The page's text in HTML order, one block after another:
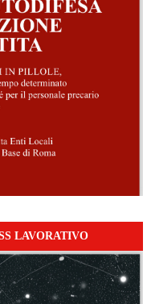
LAVORATIVO